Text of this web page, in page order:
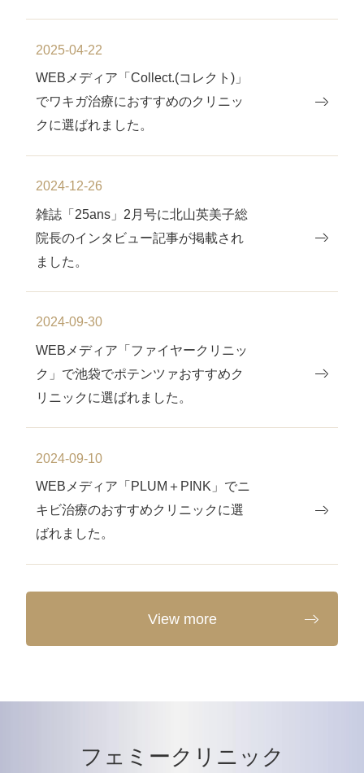
2025-04-22
WEBメディア「Collect.(コレクト)」
でワキガ治療におすすめのクリニッ
クに選ばれました。
2024-12-26
雑誌「25ans」2月号に北山英美子総
院⻑のインタビュー記事が掲載され
ました。
2024-09-30
WEBメディア「ファイヤークリニッ
ク」で池袋でポテンツァおすすめク
リニックに選ばれました。
2024-09-10
WEBメディア「PLUM＋PINK」でニ
キビ治療のおすすめクリニックに選
ばれました。
View more
フェミークリニック